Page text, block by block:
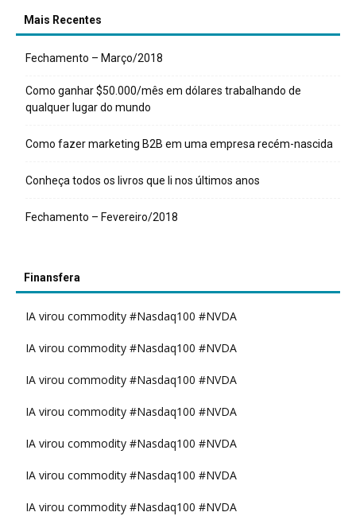
Mais Recentes
Fechamento – Março/2018
Como ganhar $50.000/mês em dólares trabalhando de
qualquer lugar do mundo
Como fazer marketing B2B em uma empresa recém-nascida
Conheça todos os livros que li nos últimos anos
Fechamento – Fevereiro/2018
Finansfera
IA virou commodity #Nasdaq100 #NVDA
IA virou commodity #Nasdaq100 #NVDA
IA virou commodity #Nasdaq100 #NVDA
IA virou commodity #Nasdaq100 #NVDA
IA virou commodity #Nasdaq100 #NVDA
IA virou commodity #Nasdaq100 #NVDA
IA virou commodity #Nasdaq100 #NVDA